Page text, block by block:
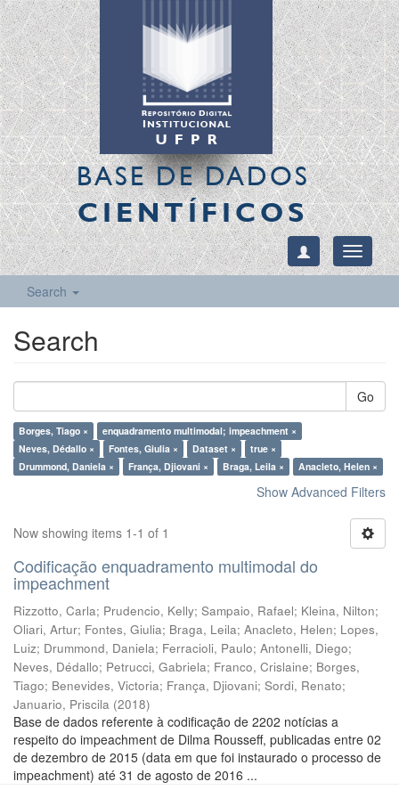
BASE DE DADOS
CIENTÍFICOS
Toggle
Search
Search
Go
Borges, Tiago ×
enquadramento multimodal; impeachment ×
Neves, Dédallo ×
Fontes, Giulia × Dataset ×
true ×
Drummond, Daniela ×
França, Djiovani × Braga, Leila × Anacleto, Helen ×
Show Advanced Filters
Now showing items 1-1 of 1
Codificação enquadramento multimodal do
impeachment
Rizzotto, Carla; Prudencio, Kelly; Sampaio, Rafael; Kleina, Nilton;
Oliari, Artur; Fontes, Giulia; Braga, Leila; Anacleto, Helen; Lopes,
Luiz; Drummond, Daniela; Ferracioli, Paulo; Antonelli, Diego;
Neves, Dédallo; Petrucci, Gabriela; Franco, Crislaine; Borges,
Tiago; Benevides, Victoria; França, Djiovani; Sordi, Renato;
Januario, Priscila (2018)
Base de dados referente à codificação de 2202 notícias a
respeito do impeachment de Dilma Rousseff, publicadas entre 02
de dezembro de 2015 (data em que foi instaurado o processo de
impeachment) até 31 de agosto de 2016 ...